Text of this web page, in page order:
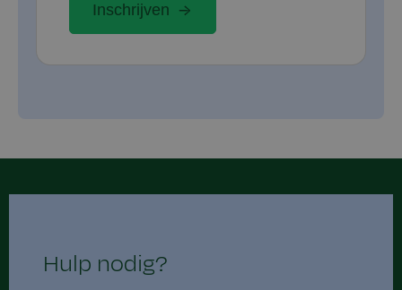
Inschrijven
Hulp nodig?